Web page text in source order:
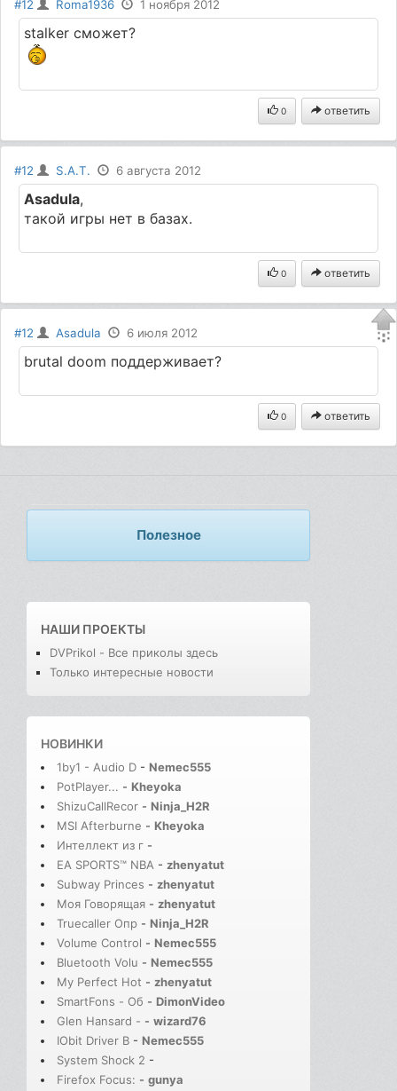
#12 Roma1936 1 ноября 2012
stalker сможет?
0 ответить
#12 S.A.T. 6 августа 2012
Asadula,
такой игры нет в базах.
0 ответить
#12 Asadula 6 июля 2012
brutal doom поддерживает?
0 ответить
Полезное
НАШИ ПРОЕКТЫ
DVPrikol - Все приколы здесь
Только интересные новости
НОВИНКИ
1by1 - Audio D - Nemec555
PotPlayer... - Kheyoka
ShizuCallRecor - Ninja_H2R
MSI Afterburne - Kheyoka
Интеллект из г -
EA SPORTS™ NBA - zhenyatut
Subway Princes - zhenyatut
Моя Говорящая - zhenyatut
Truecaller Опр - Ninja_H2R
Volume Control - Nemec555
Bluetooth Volu - Nemec555
My Perfect Hot - zhenyatut
SmartFons - Об - DimonVideo
Glen Hansard - - wizard76
IObit Driver B - Nemec555
System Shock 2 -
Firefox Focus: - gunya